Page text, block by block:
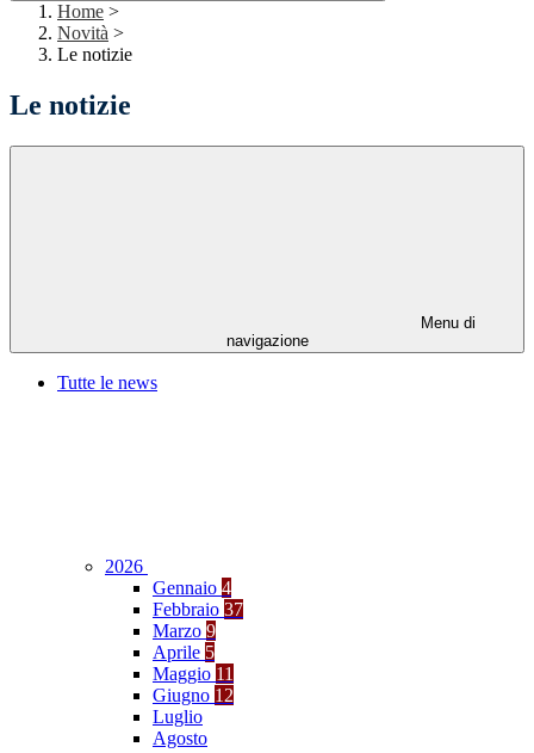
Home >
Novità >
Le notizie
Le notizie
Menu di
navigazione
Tutte le news
2026
Gennaio 4
Febbraio 37
Marzo 9
Aprile 5
Maggio 11
Giugno 12
Luglio
Agosto